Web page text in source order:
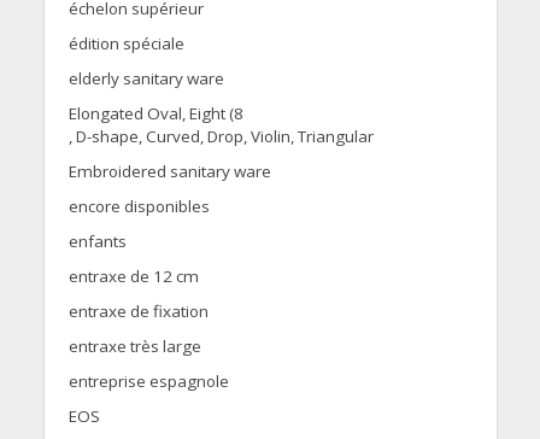
échelon supérieur
édition spéciale
elderly sanitary ware
Elongated Oval, Eight (8
, D-shape, Curved, Drop, Violin, Triangular
Embroidered sanitary ware
encore disponibles
enfants
entraxe de 12 cm
entraxe de fixation
entraxe très large
entreprise espagnole
EOS